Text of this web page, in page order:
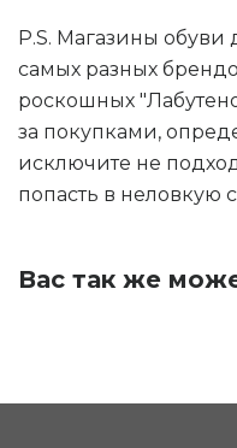
P.S. Магазины обуви
самых разных
роскошных
за покупками,
исключите не
попасть в неловкую
Вас так же